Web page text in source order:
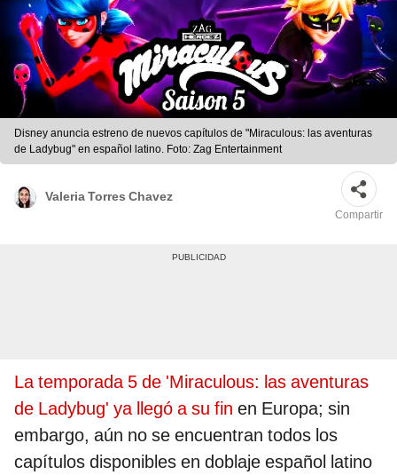
Disney anuncia estreno de nuevos capítulos de "Miraculous: las aventuras
de Ladybug" en español latino. Foto: Zag Entertainment
Valeria Torres Chavez
Compartir
La temporada 5 de 'Miraculous: las aventuras
de Ladybug' ya llegó a su fin en Europa; sin
embargo, aún no se encuentran todos los
capítulos disponibles en doblaje español latino